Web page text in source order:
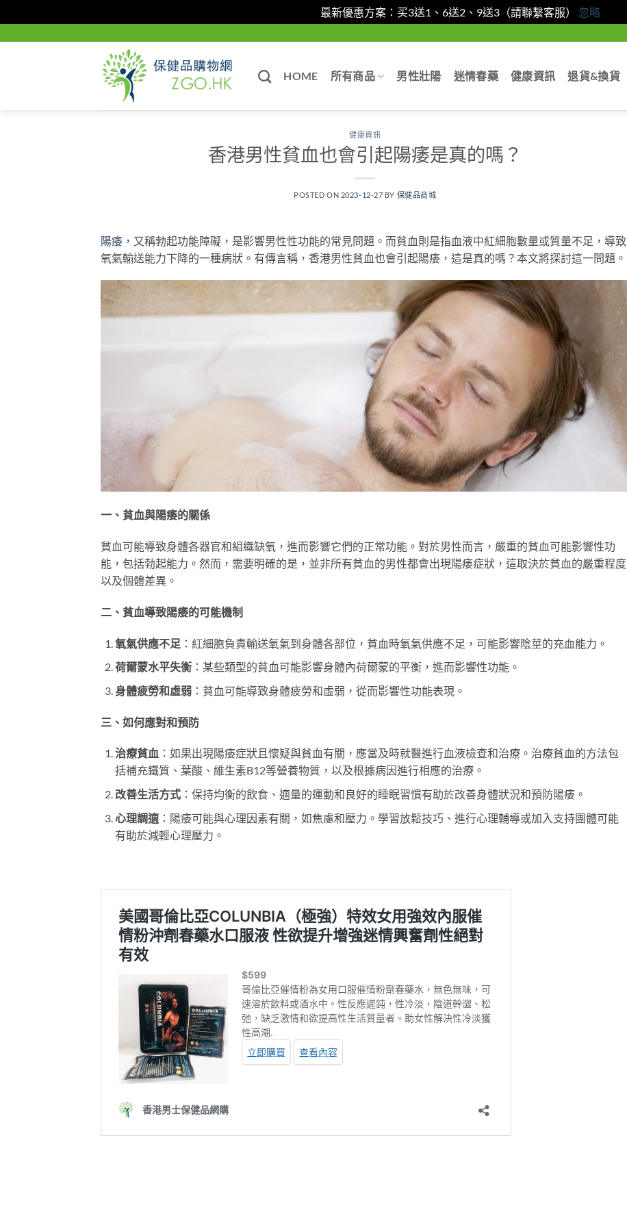
最新優惠方案：买3送1、6送2、9送3（請聯繫客服） 忽略
HOME 所有商品 男性壯陽 迷情春藥 健康資訊 退貨&換貨
健康資訊
香港男性貧血也會引起陽痿是真的嗎？
POSTED ON 2023-12-27 BY 保健品商城
陽痿 ，又稱勃起功能障礙，是影響男性性功能的常見問題。而貧血則是指血液中紅細胞數量或質量不足，導致
氧氣輸送能力下降的一種病狀。有傳言稱，香港男性貧血也會引起陽痿，這是真的嗎？本文將探討這一問題。
一、貧血與陽痿的關係
貧血可能導致身體各器官和組織缺氧，進而影響它們的正常功能。對於男性而言，嚴重的貧血可能影響性功
能，包括勃起能力。然而，需要明確的是，並非所有貧血的男性都會出現陽痿症狀，這取決於貧血的嚴重程度
以及個體差異。
二、貧血導致陽痿的可能機制
氧氣供應不足 ：紅細胞負責輸送氧氣到身體各部位，貧血時氧氣供應不足，可能影響陰莖的充血能力。
荷爾蒙水平失衡：某些類型的貧血可能影響身體內荷爾蒙的平衡，進而影響性功能。
身體疲勞和虛弱：貧血可能導致身體疲勞和虛弱，從而影響性功能表現。
三、如何應對和預防
治療貧血 ：如果出現陽痿症狀且懷疑與貧血有關，應當及時就醫進行血液檢查和治療。治療貧血的方法包
括補充鐵質、葉酸、維生素B12等營養物質，以及根據病因進行相應的治療。
改善生活方式：保持均衡的飲食、適量的運動和良好的睡眠習慣有助於改善身體狀況和預防陽痿。
心理調適：陽痿可能與心理因素有關，如焦慮和壓力。學習放鬆技巧、進行心理輔導或加入支持團體可能
有助於減輕心理壓力。